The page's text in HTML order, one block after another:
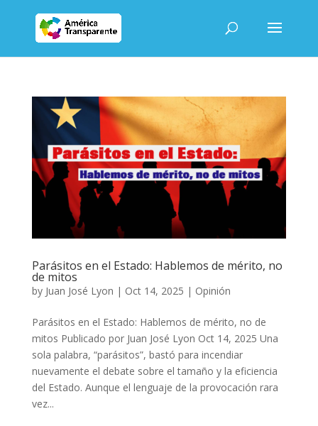
Parásitos en el Estado: Hablemos de mérito, no
de mitos
by Juan José Lyon | Oct 14, 2025 | Opinión
Parásitos en el Estado: Hablemos de mérito, no de
mitos Publicado por Juan José Lyon Oct 14, 2025 Una
sola palabra, “parásitos”, bastó para incendiar
nuevamente el debate sobre el tamaño y la eficiencia
del Estado. Aunque el lenguaje de la provocación rara
vez...